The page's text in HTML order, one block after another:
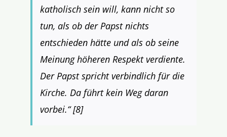
katholisch sein will, kann nicht so
tun, als ob der Papst nichts
entschieden hätte und als ob seine
Meinung höheren Respekt verdiente.
Der Papst spricht verbindlich für die
Kirche. Da führt kein Weg daran
vorbei.“[8]